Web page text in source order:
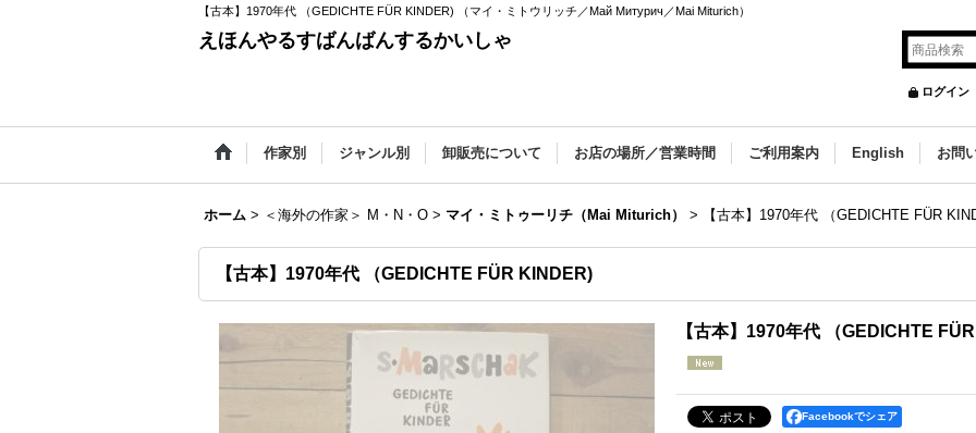
【古本】1970年代 （GEDICHTE FÜR KINDER) （マイ・ミトウリッチ／Май Митурич／Mai Miturich）
えほんやるすばんばんするかいしゃ
ログイン
作家別 ジャンル別 卸販売について お店の場所／営業時間 ご利用案内 English お問
ホーム > ＜海外の作家＞ M・N・O > マイ・ミトゥーリチ（Mai Miturich） > 【古本】1970年代 （GEDICHTE FÜR
【古本】1970年代 （GEDICHTE FÜR KINDER)
【古本】1970年代 （GEDICHTE
Facebookでシェア